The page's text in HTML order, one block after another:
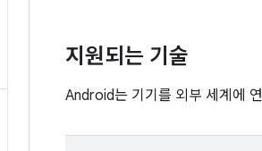
지원되는 기술
Android는 기기를 외부 세계에